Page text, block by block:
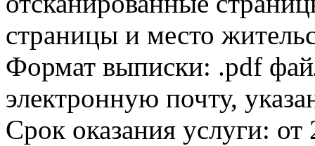
страницы и место
Формат выписки: .pdf
электронную почту,
Срок оказания услуги: от